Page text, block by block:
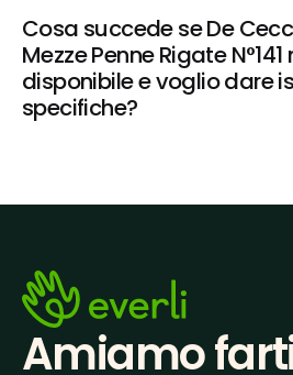
Cosa succede se De
Mezze Penne Rigate N°141
disponibile e voglio dare
specifiche?
Amiamo